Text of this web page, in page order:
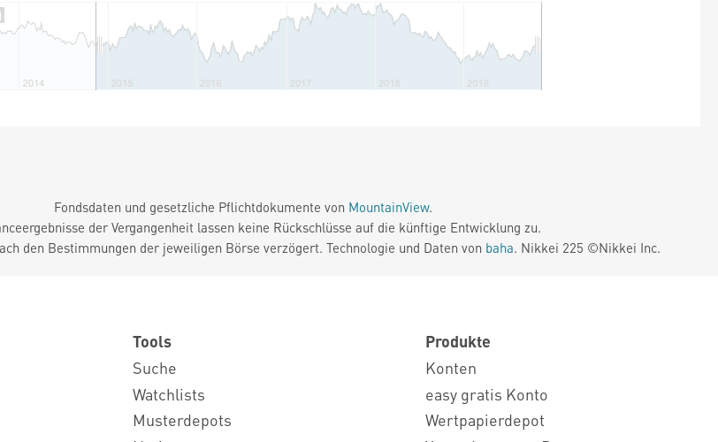
Fondsdaten und gesetzliche Pflichtdokumente von MountainView.
der Vergangenheit lassen keine Rückschlüsse auf die künftige Entwicklung zu.
den Bestimmungen der jeweiligen Börse verzögert. Technologie und Daten von baha. Nikkei 225 ©Nikkei Inc.
Tools
Suche
Watchlists
Musterdepots
Produkte
Konten
easy gratis Konto
Wertpapierdepot